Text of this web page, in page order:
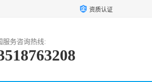
资质认证
服务咨询热线: